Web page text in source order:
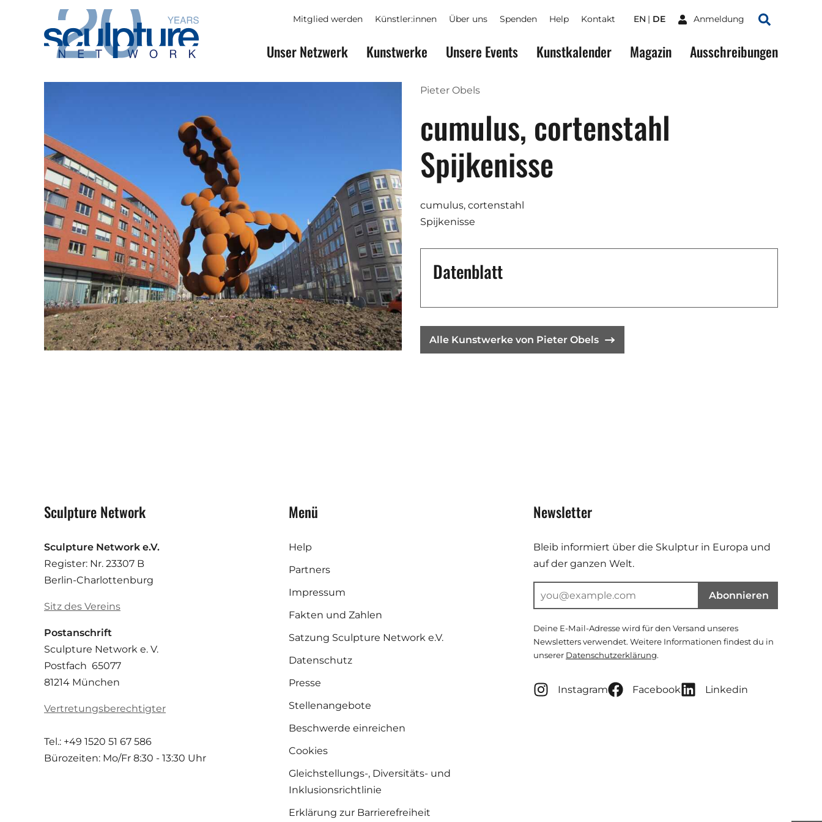
Skip to main content
Mitglied werden Künstler:innen Über uns Spenden Help Kontakt EN DE Anmeldung
Suchen
Unser Netzwerk Kunstwerke Unsere Events Kunstkalender Magazin Ausschreibungen
Pieter Obels
cumulus, cortenstahl
Spijkenisse
cumulus, cortenstahl
Spijkenisse
Datenblatt
Alle Kunstwerke von Pieter Obels
Sculpture Network
Sculpture Network e.V.
Register: Nr. 23307 B
Berlin-Charlottenburg
Sitz des Vereins
Postanschrift
Sculpture Network e. V.
Postfach 65077
81214 München
Vertretungsberechtigter
Tel.: +49 1520 51 67 586
Bürozeiten: Mo/Fr 8:30 - 13:30 Uhr
Menü
Help
Partners
Impressum
Fakten und Zahlen
Satzung Sculpture Network e.V.
Datenschutz
Presse
Stellenangebote
Beschwerde einreichen
Cookies
Gleichstellungs-, Diversitäts- und
Inklusionsrichtlinie
Erklärung zur Barrierefreiheit
Newsletter
Bleib informiert über die Skulptur in Europa und
auf der ganzen Welt.
Abonnieren
Deine E-Mail-Adresse wird für den Versand unseres
Newsletters verwendet. Weitere Informationen findest du in
unserer Datenschutzerklärung.
Instagram Facebook Linkedin